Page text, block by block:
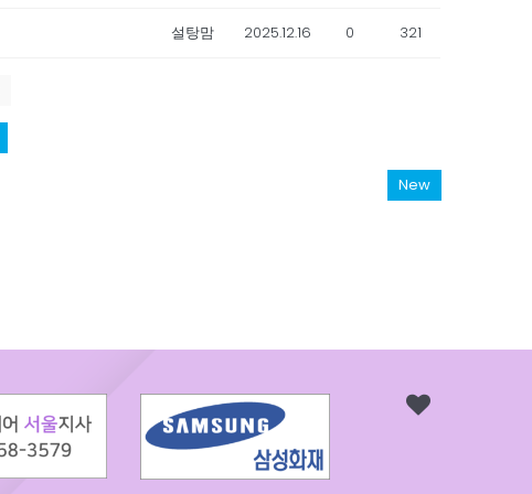
설탕맘 2025.12.16 0 321
New